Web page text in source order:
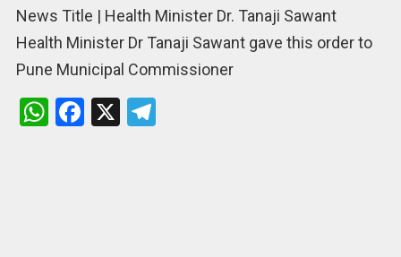
News Title | Health Minister Dr. Tanaji Sawant
Health Minister Dr Tanaji Sawant gave this order to
Pune Municipal Commissioner
W
F
X